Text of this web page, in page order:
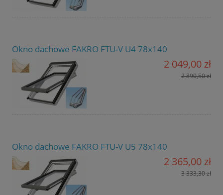
Okno dachowe FAKRO FTU-V U4 78x140
2 049,00 zł
2 890,50 zł
Okno dachowe FAKRO FTU-V U5 78x140
2 365,00 zł
3 333,30 zł